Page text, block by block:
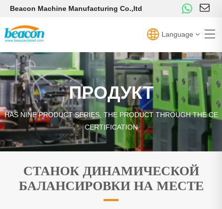
Beacon Machine Manufacturing Co.,ltd
Language
ПРОДУКТ
HAS NINE PRODUCT SERIES, THE PRODUCT THROUGH THE CE
CERTIFICATION
СТАНОК ДИНАМИЧЕСКОЙ
БАЛАНСИРОВКИ НА МЕСТЕ